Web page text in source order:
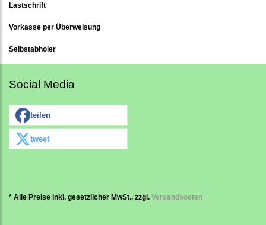
Lastschrift
Vorkasse per Überweisung
Selbstabholer
Social Media
teilen
tweet
* Alle Preise inkl. gesetzlicher MwSt., zzgl. Versandkosten